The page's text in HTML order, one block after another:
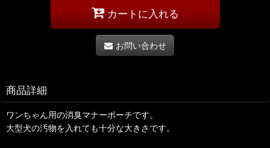
カートに入れる
お問い合わせ
商品詳細
ワンちゃん用の消臭マナーポーチです。
大型犬の汚物を入れても十分な大きさです。